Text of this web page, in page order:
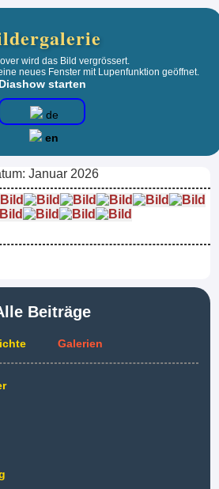
wird das Bild vergrössert.
neues Fenster mit Lupenfunktion geöffnet.
Diashow starten
de
en
Januar 2026
Beiträge
Galerien